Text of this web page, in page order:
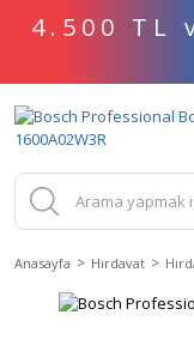
4.500 TL
Anasayfa Hırdavat